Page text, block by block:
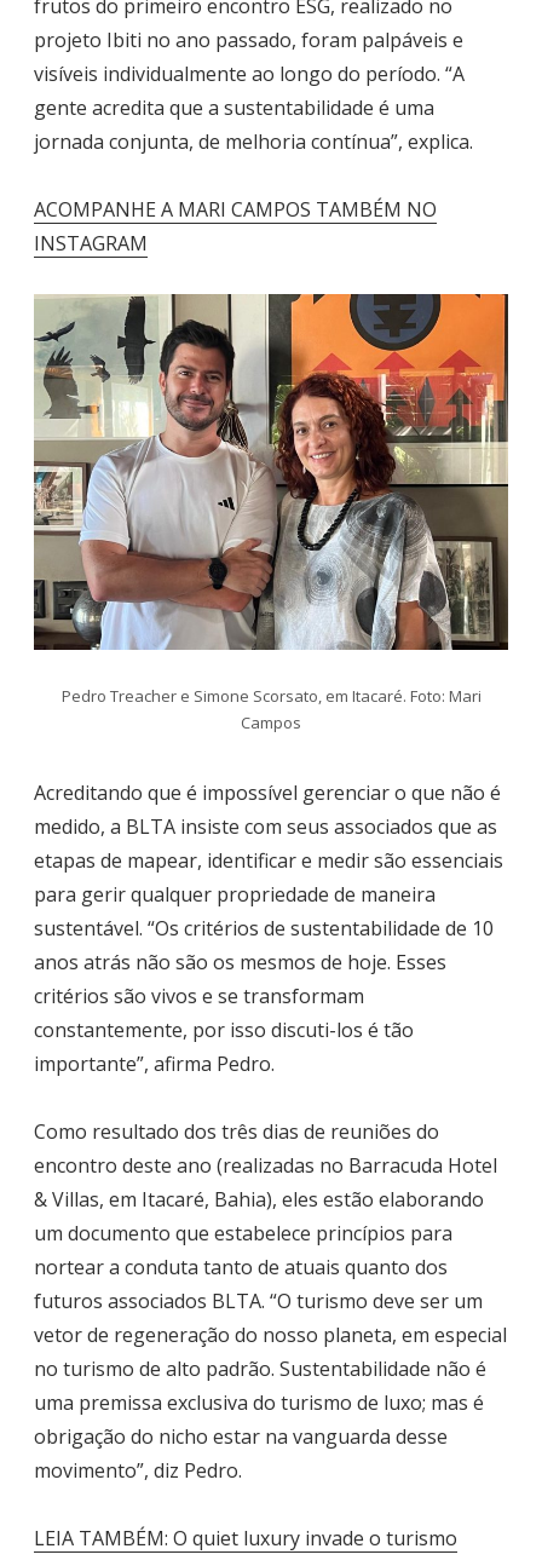
frutos do primeiro encontro ESG, realizado no
projeto Ibiti no ano passado, foram palpáveis e
visíveis individualmente ao longo do período. “A
gente acredita que a sustentabilidade é uma
jornada conjunta, de melhoria contínua”, explica.
ACOMPANHE A MARI CAMPOS TAMBÉM NO
INSTAGRAM
Pedro Treacher e Simone Scorsato, em Itacaré. Foto: Mari
Campos
Acreditando que é impossível gerenciar o que não é
medido, a BLTA insiste com seus associados que as
etapas de mapear, identificar e medir são essenciais
para gerir qualquer propriedade de maneira
sustentável. “Os critérios de sustentabilidade de 10
anos atrás não são os mesmos de hoje. Esses
critérios são vivos e se transformam
constantemente, por isso discuti-los é tão
importante”, afirma Pedro.
Como resultado dos três dias de reuniões do
encontro deste ano (realizadas no Barracuda Hotel
& Villas, em Itacaré, Bahia), eles estão elaborando
um documento que estabelece princípios para
nortear a conduta tanto de atuais quanto dos
futuros associados BLTA. “O turismo deve ser um
vetor de regeneração do nosso planeta, em especial
no turismo de alto padrão. Sustentabilidade não é
uma premissa exclusiva do turismo de luxo; mas é
obrigação do nicho estar na vanguarda desse
movimento”, diz Pedro.
LEIA TAMBÉM: O quiet luxury invade o turismo